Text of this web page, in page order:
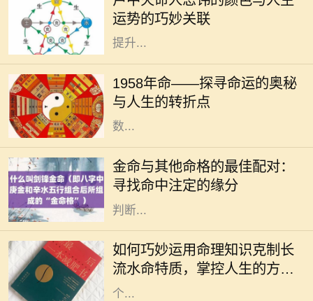
运势的巧妙关联
系。对于卢中火命的人而言，了解与
自己命理相关的颜色忌讳，可以帮助
提升...
1958年命——探寻命运的奥秘
与人生的转折点
1958年，对于很多人来说，也许只是
一年，但对于一些特别的个体来说，
这一年却是命运的转折点。在这一年
中，许多事件交织在一起，造就了无
数...
金命与其他命格的最佳配对：
寻找命中注定的缘分
在中国传统命理学中，五行理论将人
的命运与自然的元素紧密相连。金
命，作为五行之一，象征着坚硬、刚
毅与财富。金命的人通常具有出众的
判断...
如何巧妙运用命理知识克制长
流水命特质，掌控人生的方向
与命运
在中国传统命理学中，长流水命是一
种非常特殊的命格。它象征着无尽的
流动与变化，给人带来灵活多变的特
质。然而，长期处于这种命格之中，
个...